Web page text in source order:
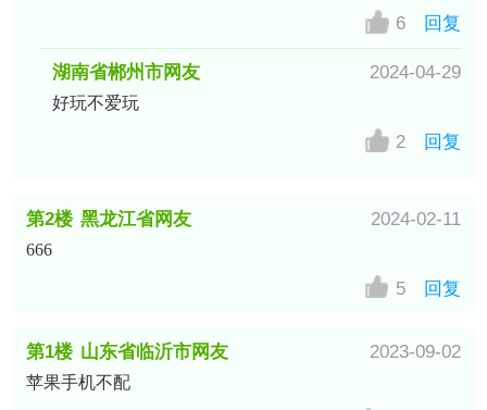
6 回复
湖南省郴州市网友 2024-04-29
好玩不爱玩
2 回复
第2楼 黑龙江省网友 2024-02-11
666
5 回复
第1楼 山东省临沂市网友 2023-09-02
苹果手机不配